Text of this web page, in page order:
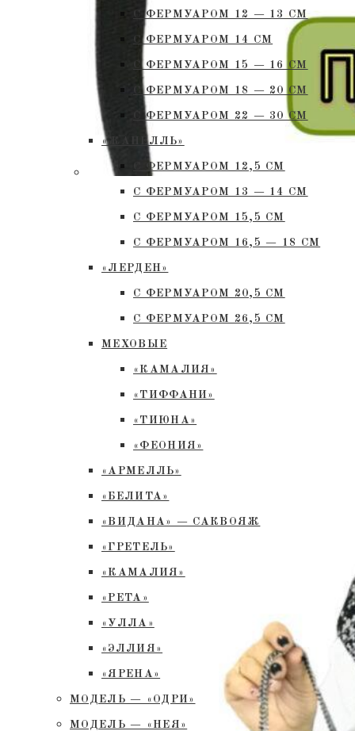
С ФЕРМУАРОМ 12 — 13 СМ
С ФЕРМУАРОМ 14 СМ
С ФЕРМУАРОМ 15 — 16 СМ
C ФЕРМУАРОМ 18 — 20 СМ
С ФЕРМУАРОМ 22 — 30 СМ
«ЖАНЕЛЛЬ»
С ФЕРМУАРОМ 12,5 СМ
С ФЕРМУАРОМ 13 — 14 СМ
С ФЕРМУАРОМ 15,5 СМ
С ФЕРМУАРОМ 16,5 — 18 СМ
«ЛЕРДЕН»
С ФЕРМУАРОМ 20,5 СМ
С ФЕРМУАРОМ 26,5 СМ
МЕХОВЫЕ
«КАМАЛИЯ»
«ТИФФАНИ»
«ТИЮНА»
«ФЕОНИЯ»
«АРМЕЛЛЬ»
«БЕЛИТА»
«ВИДАНА» — САКВОЯЖ
«ГРЕТЕЛЬ»
«КАМАЛИЯ»
«РЕТА»
«УЛЛА»
«ЭЛЛИЯ»
«ЯРЕНА»
МОДЕЛЬ — «ОДРИ»
МОДЕЛЬ — «НЕЯ»